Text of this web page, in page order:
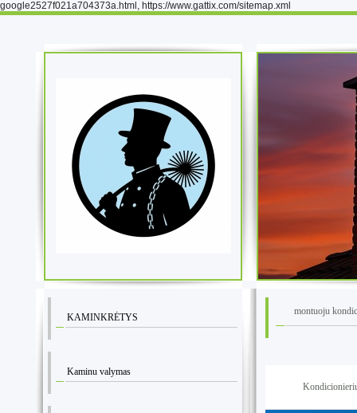
google2527f021a704373a.html, https://www.gattix.com/sitemap.xml
KAMINKRĖTYS
Kaminu valymas
montuoju